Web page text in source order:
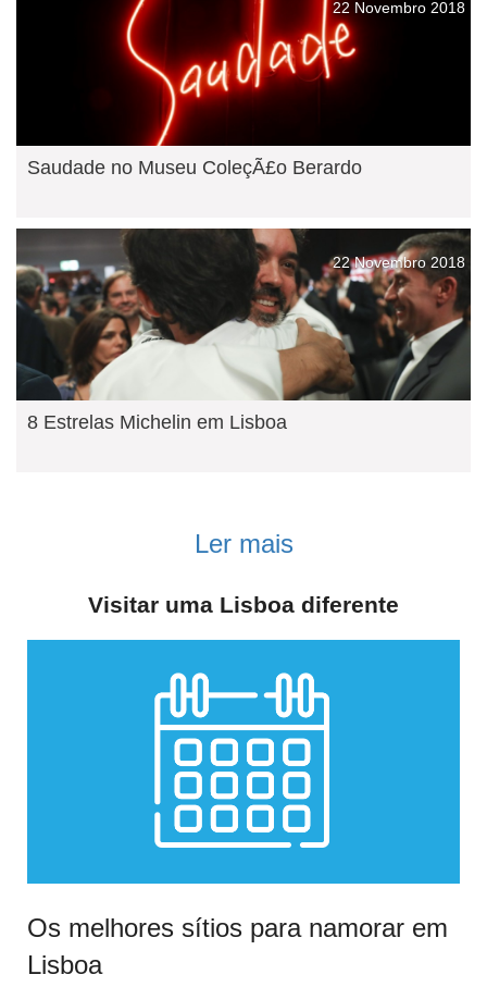
22 Novembro 2018
Saudade no Museu ColeçÃ£o Berardo
22 Novembro 2018
8 Estrelas Michelin em Lisboa
Ler mais
Visitar uma Lisboa diferente
Os melhores sítios para namorar em
Lisboa